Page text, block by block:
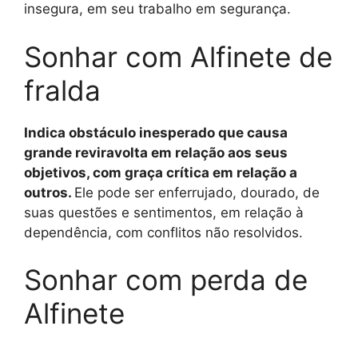
insegura, em seu trabalho em segurança.
Sonhar com Alfinete de
fralda
Indica obstáculo inesperado que causa
grande reviravolta em relação aos seus
objetivos, com graça crítica em relação a
outros. Ele pode ser enferrujado, dourado, de
suas questões e sentimentos, em relação à
dependência, com conflitos não resolvidos.
Sonhar com perda de
Alfinete